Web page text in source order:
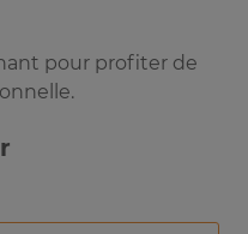
pour profiter de